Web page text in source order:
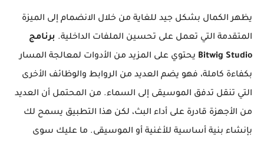
يظهر الكمال بشكل جيد للغاية من خلال الانضمام إلى الميزة
المتقدمة التي تعمل على تحسين الملفات الداخلية. برنامج
Bitwig Studio يحتوي على المزيد من الأدوات لمعالجة المسار
بكفاءة كاملة، فهو يضم العديد من الروابط والوظائف الأخرى
التي تنقل تدفق الموسيقى إلى السماء. من المحتمل أن العديد
من الأجهزة قادرة على أداء البث، لكن هذا التطبيق يسمح لك
بإنشاء بنية أساسية للأغنية أو الموسيقى. ما عليك سوى